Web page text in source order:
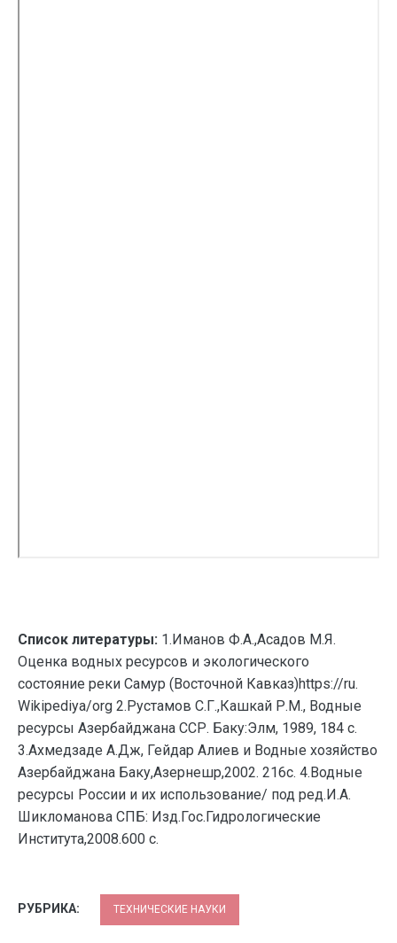
Список литературы: 1.Иманов Ф.А.,Асадов М.Я.
Оценка водных ресурсов и экологического
состояние реки Самур (Восточной Кавказ)https://ru.
Wikipediya/org 2.Рустамов С.Г.,Кашкай Р.М., Водные
ресурсы Азербайджана ССР. Баку:Элм, 1989, 184 с.
3.Ахмедзаде А.Дж, Гейдар Алиев и Водные хозяйство
Азербайджана Баку,Aзернешр,2002. 216с. 4.Водные
ресурсы России и их использование/ под ред.И.А.
Шикломанова СПБ: Изд.Гос.Гидролoгические
Института,2008.600 c.
РУБРИКА: ТЕХНИЧЕСКИЕ НАУКИ